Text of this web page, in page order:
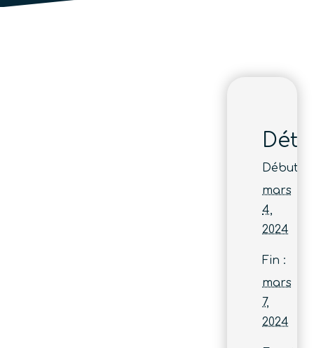
Début :
mars
4,
2024
Fin :
mars
7,
2024